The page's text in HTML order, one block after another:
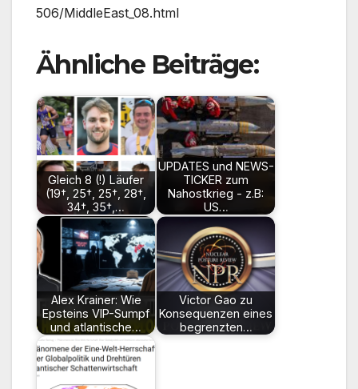
506/MiddleEast_08.html
Ähnliche Beiträge:
Gleich 8 (!) Läufer
(19†, 25†, 25†, 28†,
34†, 35†,…
UPDATES und NEWS-
TICKER zum
Nahostkrieg - z.B:
US…
Alex Krainer: Wie
Epsteins VIP-Sumpf
und atlantische…
Victor Gao zu
Konsequenzen eines
begrenzten…